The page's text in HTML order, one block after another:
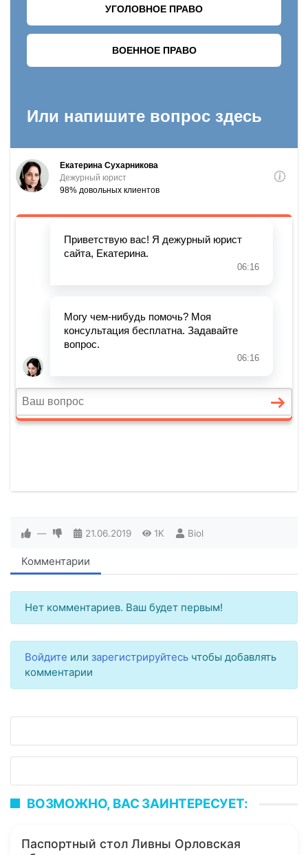
— 21.06.2019 1K Biol
Комментарии
Нет комментариев. Ваш будет первым!
Войдите или зарегистрируйтесь чтобы добавлять
комментарии
ВОЗМОЖНО, ВАС ЗАИНТЕРЕСУЕТ:
Паспортный стол Ливны Орловская